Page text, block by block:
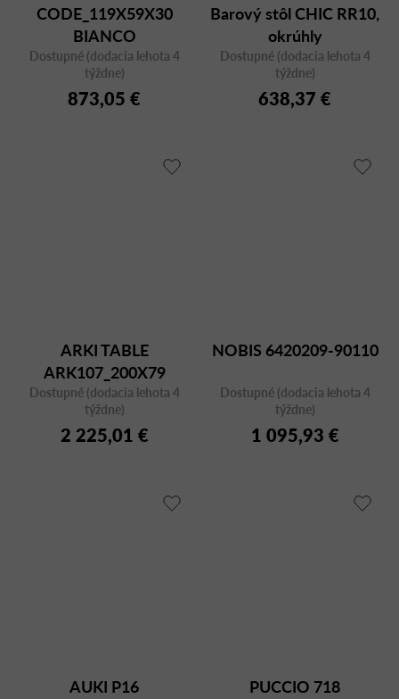
CODE_119X59X30
BIANCO
Dostupné (dodacia lehota 4
týždne)
873,05 €
Barový stôl CHIC RR10,
okrúhly
Dostupné (dodacia lehota 4
týždne)
638,37 €
ARKI TABLE
ARK107_200X79
BIANCO/CFC BI
Dostupné (dodacia lehota 4
týždne)
2 225,01 €
NOBIS 6420209-90110
Dostupné (dodacia lehota 4
týždne)
1 095,93 €
AUKI P16 PUCCIO 718